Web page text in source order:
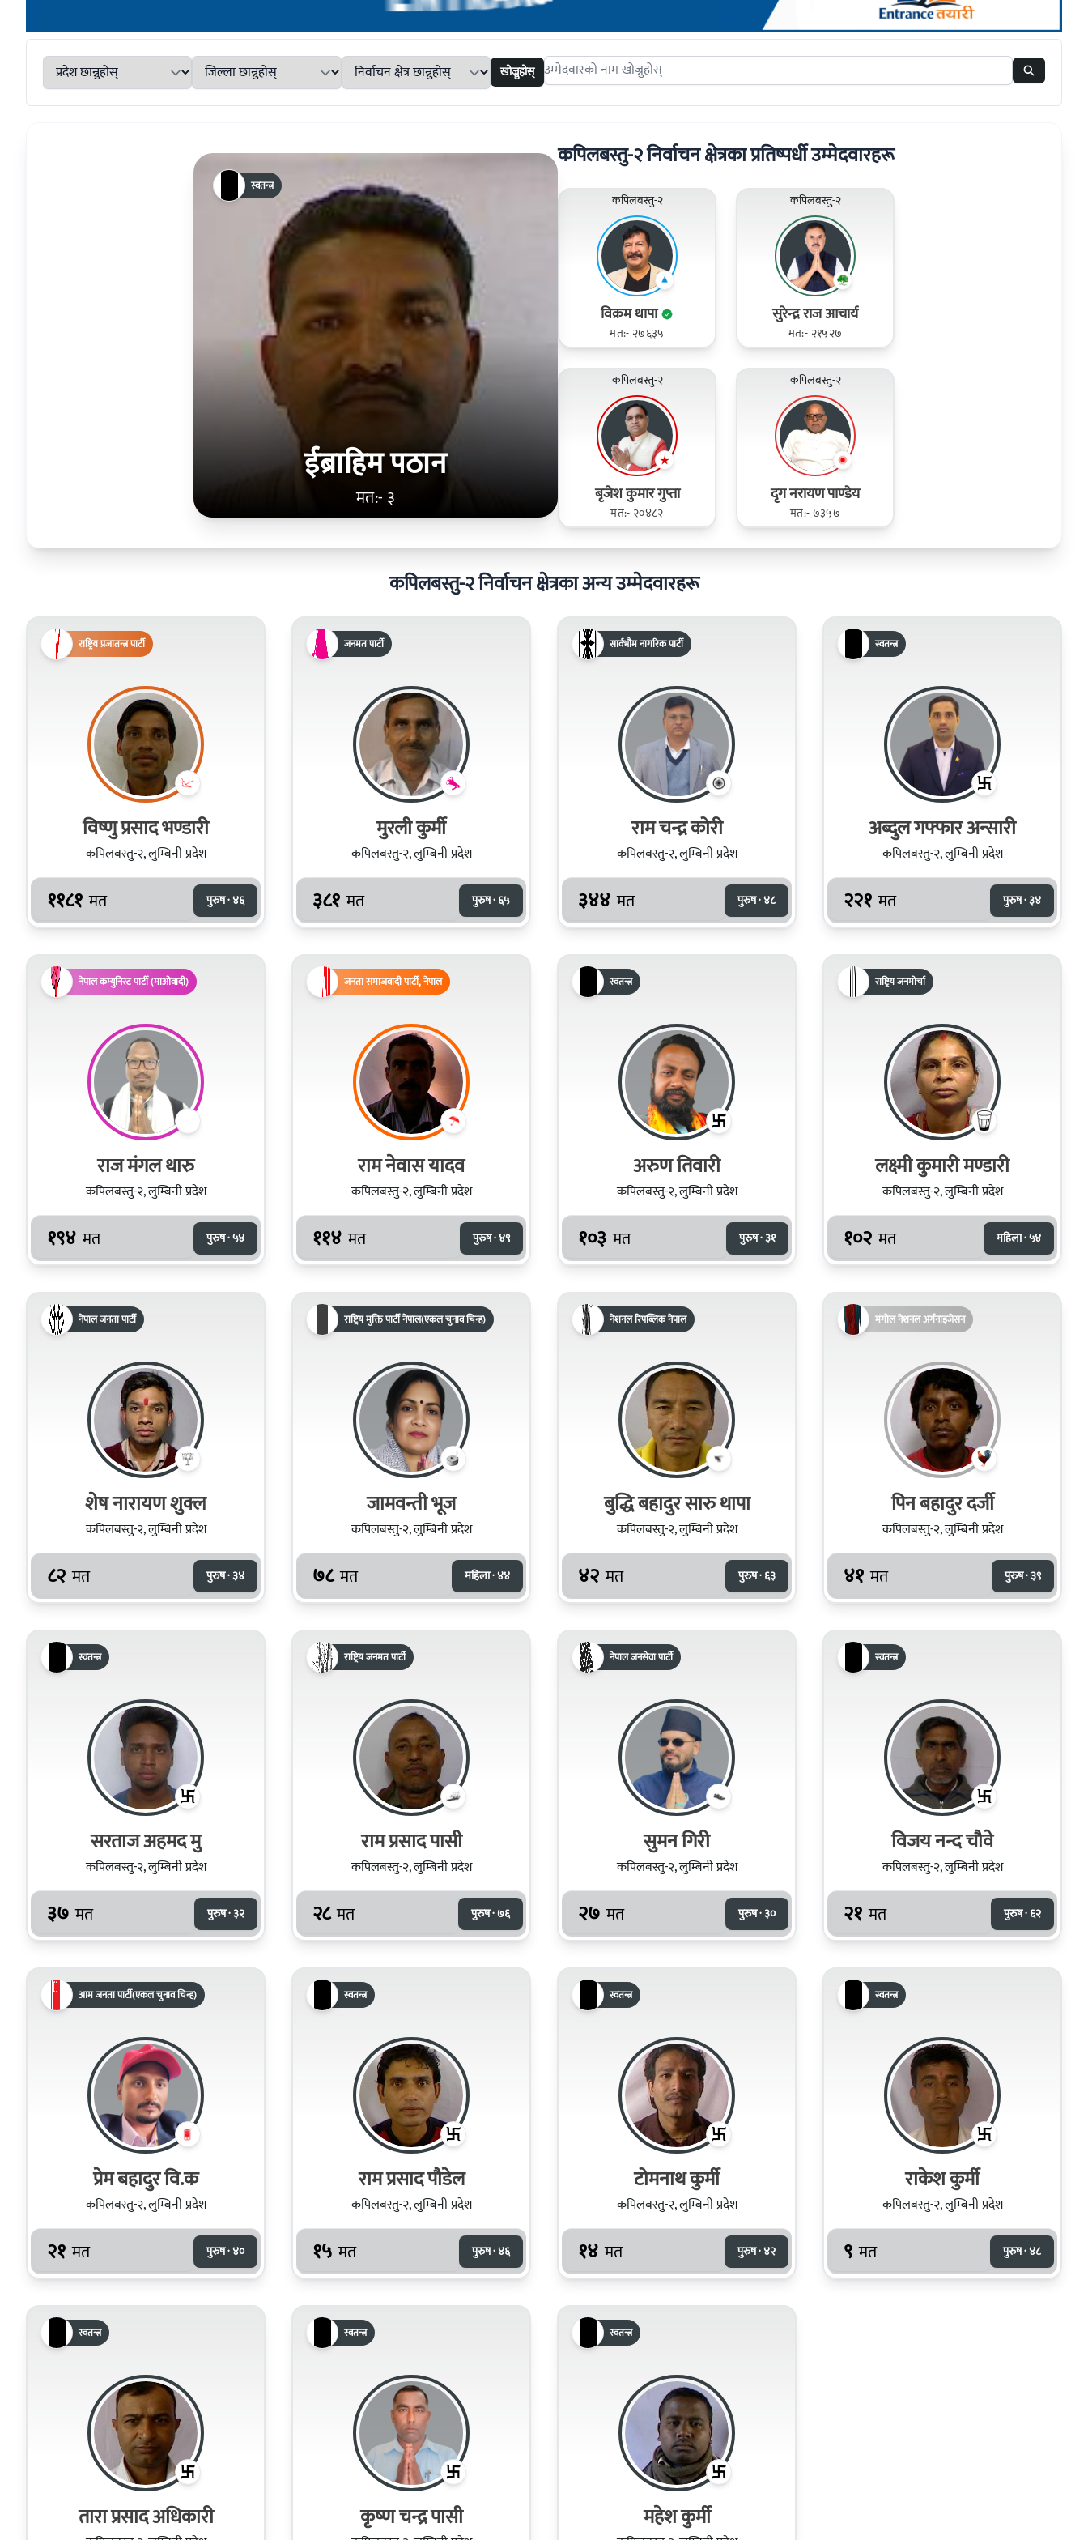
खोज्नुहोस् Search candidates
ईब्राहिम पठान
मत:- ३
स्वतन्त्र
कपिलबस्तु-२ निर्वाचन क्षेत्रका प्रतिष्पर्धी उम्मेदवारहरू
कपिलबस्तु-२
विक्रम थापा
मत:- २७६३५
कपिलबस्तु-२
सुरेन्द्र राज आचार्य
मत:- २१५२७
कपिलबस्तु-२
बृजेश कुमार गुप्ता
मत:- २०४८२
कपिलबस्तु-२
द‍ृग नरायण पाण्‍डेय
मत:- ७३५७
कपिलबस्तु-२ निर्वाचन क्षेत्रका अन्य उम्मेदवारहरू
राष्ट्रिय प्रजातन्त्र पार्टी
विष्णु प्रसाद भण्डारी
कपिलबस्तु-२, लुम्बिनी प्रदेश
११८१ मत पुरुष · ४६
जनमत पार्टी
मुरली कुर्मी
कपिलबस्तु-२, लुम्बिनी प्रदेश
३८१ मत पुरुष · ६५
सार्वभौम नागरिक पार्टी
राम चन्द्र कोरी
कपिलबस्तु-२, लुम्बिनी प्रदेश
३४४ मत पुरुष · ४८
स्वतन्त्र
अब्दुल गफ्फार अन्सारी
कपिलबस्तु-२, लुम्बिनी प्रदेश
२२१ मत पुरुष · ३४
नेपाल कम्युनिस्ट पार्टी (माओवादी)
राज मंगल थारु
कपिलबस्तु-२, लुम्बिनी प्रदेश
१९४ मत पुरुष · ५४
जनता समाजवादी पार्टी, नेपाल
राम नेवास यादव
कपिलबस्तु-२, लुम्बिनी प्रदेश
११४ मत पुरुष · ४९
स्वतन्त्र
अरुण तिवारी
कपिलबस्तु-२, लुम्बिनी प्रदेश
१०३ मत पुरुष · ३१
राष्ट्रिय जनमोर्चा
लक्ष्मी कुमारी मण्डारी
कपिलबस्तु-२, लुम्बिनी प्रदेश
१०२ मत महिला · ५४
नेपाल जनता पार्टी
शेष नारायण शुक्ल
कपिलबस्तु-२, लुम्बिनी प्रदेश
८२ मत पुरुष · ३४
राष्ट्रिय मुक्ति पार्टी नेपाल(एकल चुनाव चिन्ह)
जामवन्ती भूज
कपिलबस्तु-२, लुम्बिनी प्रदेश
७८ मत महिला · ४४
नेशनल रिपब्लिक नेपाल
बुद्धि बहादुर सारु थापा
कपिलबस्तु-२, लुम्बिनी प्रदेश
४२ मत पुरुष · ६३
मंगोल नेशनल अर्गनाइजेसन
पिन बहादुर दर्जी
कपिलबस्तु-२, लुम्बिनी प्रदेश
४१ मत पुरुष · ३९
स्वतन्त्र
सरताज अहमद मु
कपिलबस्तु-२, लुम्बिनी प्रदेश
३७ मत पुरुष · ३२
राष्ट्रिय जनमत पार्टी
राम प्रसाद पासी
कपिलबस्तु-२, लुम्बिनी प्रदेश
२८ मत पुरुष · ७६
नेपाल जनसेवा पार्टी
सुमन गिरी
कपिलबस्तु-२, लुम्बिनी प्रदेश
२७ मत पुरुष · ३०
स्वतन्त्र
विजय नन्द चौवे
कपिलबस्तु-२, लुम्बिनी प्रदेश
२१ मत पुरुष · ६२
आम जनता पार्टी(एकल चुनाव चिन्ह)
प्रेम बहादुर वि.क
कपिलबस्तु-२, लुम्बिनी प्रदेश
२१ मत पुरुष · ४०
स्वतन्त्र
राम प्रसाद पौडेल
कपिलबस्तु-२, लुम्बिनी प्रदेश
१५ मत पुरुष · ४६
स्वतन्त्र
टोमनाथ कुर्मी
कपिलबस्तु-२, लुम्बिनी प्रदेश
१४ मत पुरुष · ४२
स्वतन्त्र
राकेश कुर्मी
कपिलबस्तु-२, लुम्बिनी प्रदेश
९ मत पुरुष · ४८
स्वतन्त्र
तारा प्रसाद अधिकारी
स्वतन्त्र
कृष्‍ण चन्द्र पासी
स्वतन्त्र
महेश कुर्मी